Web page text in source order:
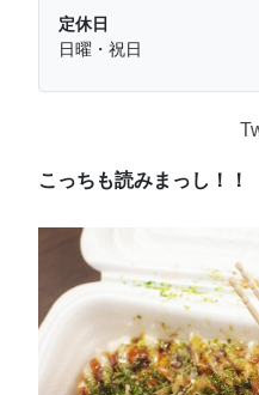
定休日
日曜・祝日
こっちも読みまっし！！